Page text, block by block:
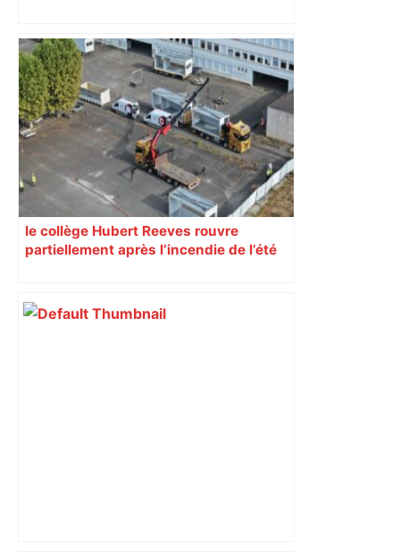
Augustins
le collège Hubert Reeves rouvre
partiellement après l’incendie de l’été